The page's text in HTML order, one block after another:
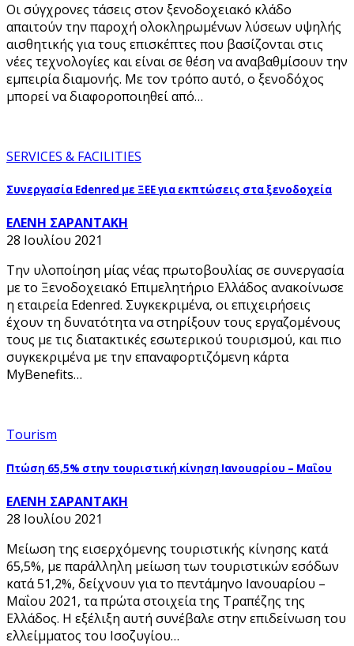
Οι σύγχρονες τάσεις στον ξενοδοχειακό κλάδο
απαιτούν την παροχή ολοκληρωμένων λύσεων υψηλής
αισθητικής για τους επισκέπτες που βασίζονται στις
νέες τεχνολογίες και είναι σε θέση να αναβαθμίσουν την
εμπειρία διαμονής. Με τον τρόπο αυτό, ο ξενοδόχος
μπορεί να διαφοροποιηθεί από…
SERVICES & FACILITIES
Συνεργασία Edenred με ΞΕΕ για εκπτώσεις στα ξενοδοχεία
ΕΛΕΝΗ ΣΑΡΑΝΤΑΚΗ
28 Ιουλίου 2021
Την υλοποίηση μίας νέας πρωτοβουλίας σε συνεργασία
με το Ξενοδοχειακό Επιμελητήριο Ελλάδος ανακοίνωσε
η εταιρεία Edenred. Συγκεκριμένα, οι επιχειρήσεις
έχουν τη δυνατότητα να στηρίξουν τους εργαζομένους
τους με τις διατακτικές εσωτερικού τουρισμού, και πιο
συγκεκριμένα με την επαναφορτιζόμενη κάρτα
MyBenefits…
Tourism
Πτώση 65,5% στην τουριστική κίνηση Ιανουαρίου – Μαΐου
ΕΛΕΝΗ ΣΑΡΑΝΤΑΚΗ
28 Ιουλίου 2021
Μείωση της εισερχόμενης τουριστικής κίνησης κατά
65,5%, με παράλληλη μείωση των τουριστικών εσόδων
κατά 51,2%, δείχνουν για το πεντάμηνο Ιανουαρίου –
Μαΐου 2021, τα πρώτα στοιχεία της Τραπέζης της
Ελλάδος. Η εξέλιξη αυτή συνέβαλε στην επιδείνωση του
ελλείμματος του Ισοζυγίου…